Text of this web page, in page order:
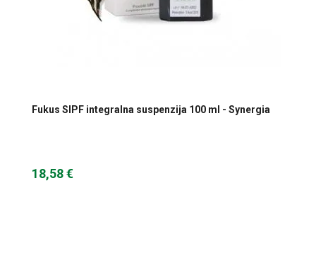
Fukus SIPF integralna suspenzija 100 ml - Synergia
18,58 €